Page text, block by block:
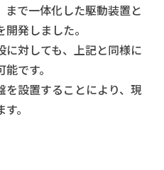
で一体化した駆動装置と
発しました。
対しても、上記と同様に
です。
を設置することにより、現
。